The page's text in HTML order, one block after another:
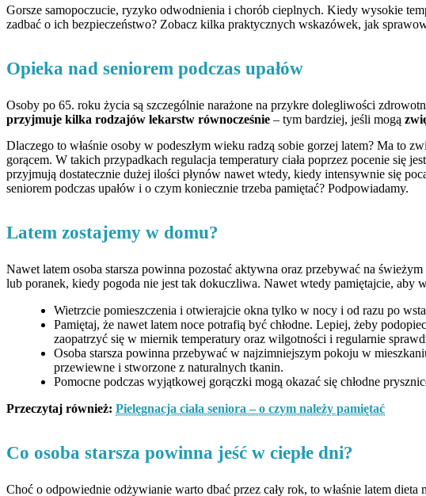
Gorsze samopoczucie, ryzyko odwodnienia i chorób cieplnych. Kiedy wysokie
zadbać o ich bezpieczeństwo? Zobacz kilka praktycznych wskazówek, jak
Opieka nad seniorem podczas upałów
Osoby po 65. roku życia są szczególnie narażone na przykre dolegliwości
przyjmuje kilka rodzajów lekarstw równocześnie – tym bardziej, jeśli mogą
Dlaczego to właśnie osoby w podeszłym wieku radzą sobie gorzej latem? Ma to
gorącem. W takich przypadkach regulacja temperatury ciała poprzez pocenie się
przyjmują dostatecznie dużej ilości płynów nawet wtedy, kiedy intensywnie się
seniorem podczas upałów i o czym koniecznie trzeba pamiętać? Podpowiadamy.
Latem zostajemy w domu?
Nawet latem osoba starsza powinna pozostać aktywna oraz przebywać na
lub poranek, kiedy pogoda nie jest tak dokuczliwa. Nawet wtedy pamiętajcie, aby
Wietrzcie pomieszczenia i otwierajcie okna tylko w nocy i od razu po
Pamiętaj, że nawet latem noce potrafią być chłodne. Lepiej, żeby
zaopatrzyć się w miernik temperatury oraz wilgotności i regularnie
Osoba starsza powinna przebywać w najzimniejszym pokoju w
przewiewne i stworzone z naturalnych tkanin.
Pomocne podczas wyjątkowej gorączki mogą okazać się chłodne
Przeczytaj również: Pielęgnacja ciała seniora – o czym należy pamiętać
Co osoba starsza powinna jeść w ciepłe dni?
Choć o odpowiednie odżywianie warto dbać przez cały rok, to właśnie latem